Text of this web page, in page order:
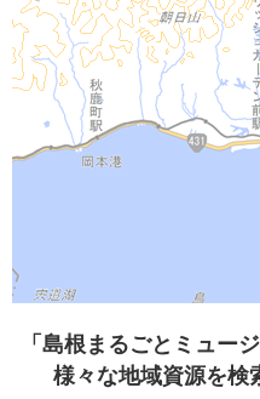
「島根まるごとミュー
様々な地域資源を検